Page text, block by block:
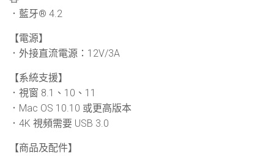
．藍牙® 4.2
【電源】
．外接直流電源：12V/3A
【系統支援】
．視窗 8.1、10、11
．Mac OS 10.10 或更高版本
．4K 視頻需要 USB 3.0
【商品及配件】